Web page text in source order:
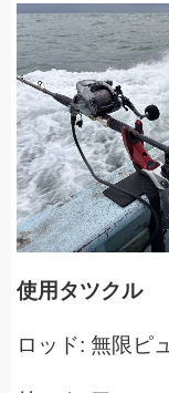
使用タツクル
ロッド: 無限ピ